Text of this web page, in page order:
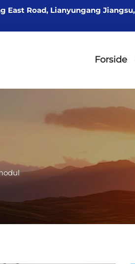
East Road, Lianyungang
Forside